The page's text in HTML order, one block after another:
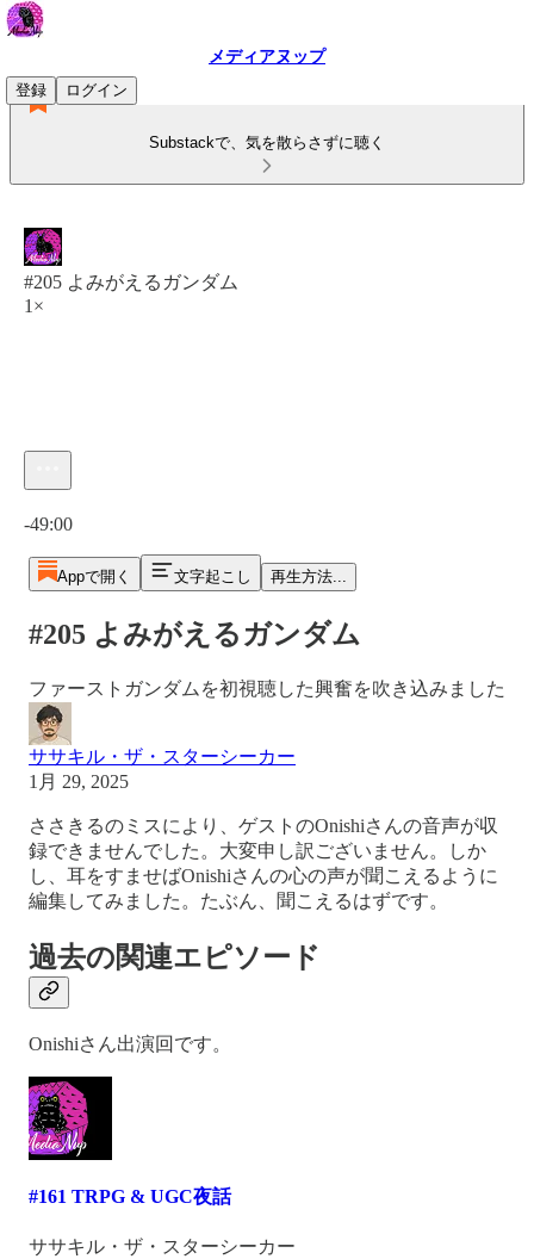
メディアヌップ
登録
ログイン
Substackで、気を散らさずに聴く
#205 よみがえるガンダム
1×
-49:00
Appで開く 文字起こし 再生方法...
#205 よみがえるガンダム
ファーストガンダムを初視聴した興奮を吹き込みました
ササキル・ザ・スターシーカー
1月 29, 2025
ささきるのミスにより、ゲストのOnishiさんの音声が収
録できませんでした。大変申し訳ございません。しか
し、耳をすませばOnishiさんの心の声が聞こえるように
編集してみました。たぶん、聞こえるはずです。
過去の関連エピソード
Onishiさん出演回です。
#161 TRPG & UGC夜話
ササキル・ザ・スターシーカー